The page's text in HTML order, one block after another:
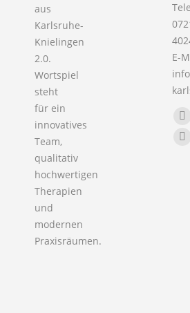
aus
Karlsruhe-
Knielingen
2.0.
Wortspiel
steht
für ein
innovatives
Team,
qualitativ
hochwertigen
Therapien
und
modernen
Praxisräumen.
E-
X